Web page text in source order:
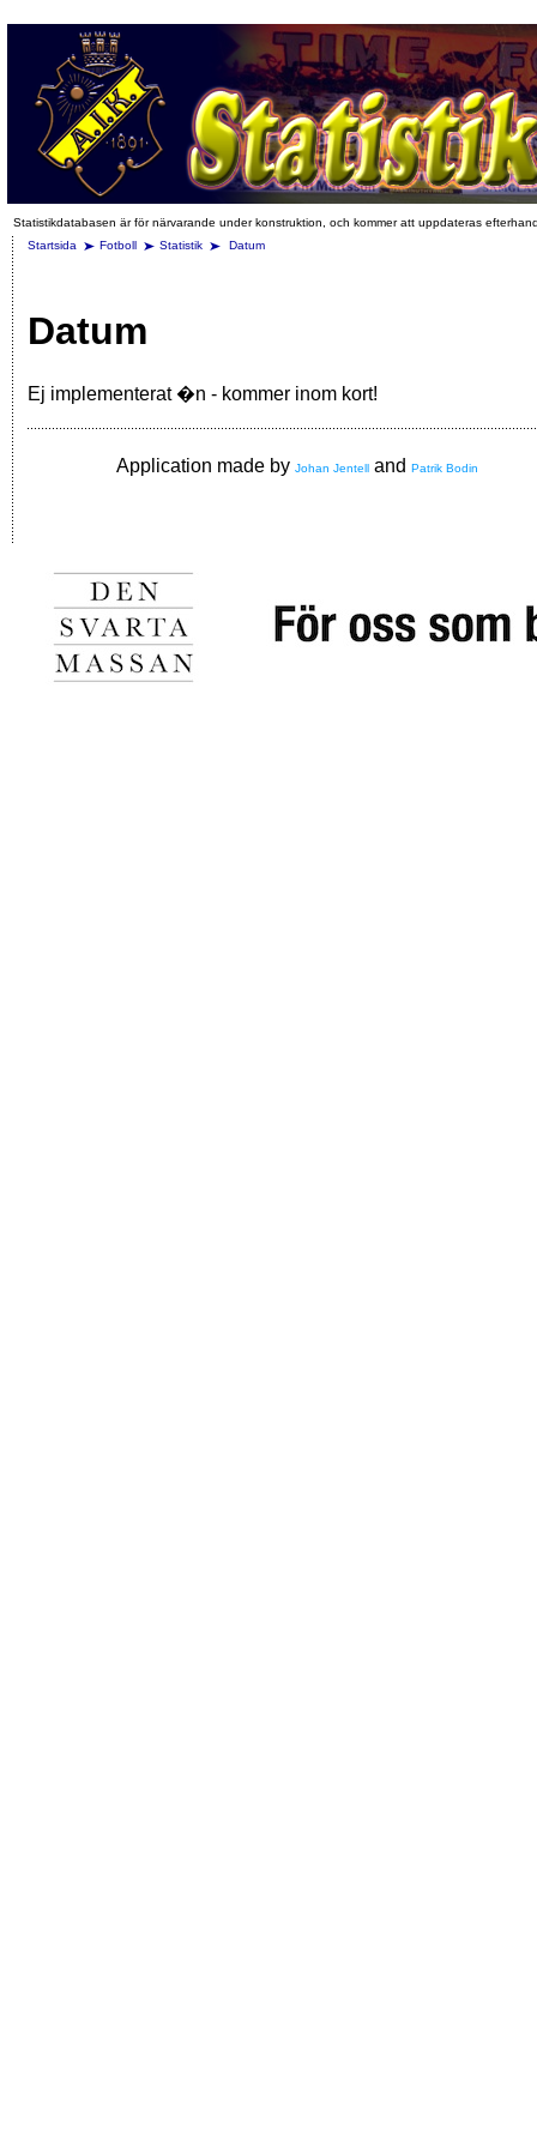
Statistikdatabasen är för närvarande under konstruktion, och kommer att uppdateras
Startsida
Fotboll Statistik Datum
Datum
Ej implementerat �n - kommer inom kort!
Application made by Johan Jentell and Patrik Bodin